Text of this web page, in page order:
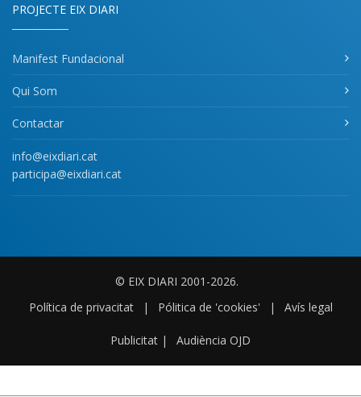
PROJECTE EIX DIARI
Manifest Fundacional
Qui Som
Contactar
info@eixdiari.cat
participa@eixdiari.cat
© EIX DIARI 2001-2026.
Política de privacitat
| Pólitica de 'cookies' | Avís legal
Publicitat | Audiència OJD